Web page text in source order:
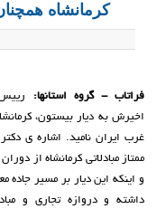
کرمانشاه
فراتاب - گروه استانها:
اخیرش به دیار بیستون،
غرب ایران نامید. اشاره ی دکتر
ممتاز مبادلاتی کرمانشاه از
و اینکه این دیار بر مسیر جاده
داشته و دروازه تجاری و